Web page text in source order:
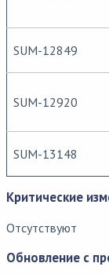
SUM-12849
SUM-12920
SUM-13148
Критические
Отсутствуют
Обновление с